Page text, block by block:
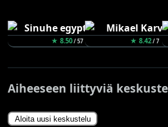
★ 8.50/ 57 ★ 8.42/ 7
Aiheeseen liittyviä
Aloita uusi keskustelu